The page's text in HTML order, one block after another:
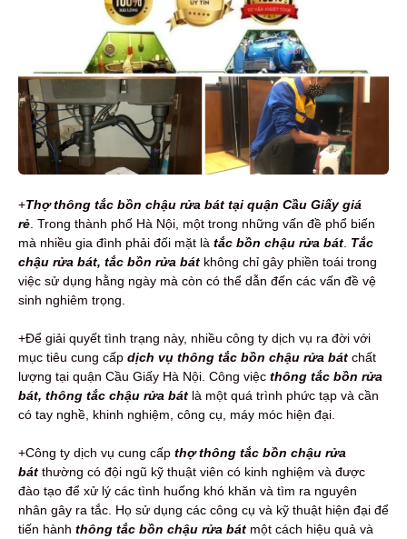
+Thợ thông tắc bồn chậu rửa bát tại quận Cầu Giấy giá
rẻ . Trong thành phố Hà Nội, một trong những vấn đề phổ biến
mà nhiều gia đình phải đối mặt là tắc bồn chậu rửa bát Tắc
chậu rửa bát, tắc bồn rửa bát không chỉ gây phiền toái trong
việc sử dụng hằng ngày mà còn có thể dẫn đến các vấn đề vệ
sinh nghiêm trọng.
+Để giải quyết tình trạng này, nhiều công ty dịch vụ ra đời với
mục tiêu cung cấp dịch vụ thông tắc bồn chậu rửa bát chất
lượng tại quận Cầu Giấy Hà Nội. Công việc thông tắc bồn rửa
bát, thông tắc chậu rửa bát là một quá trình phức tạp và cần
có tay nghề, khinh nghiệm, công cụ, máy móc hiện đại.
+Công ty dịch vụ cung cấp thợ thông tắc bồn chậu rửa
bát thường có đội ngũ kỹ thuật viên có kinh nghiệm và được
đào tạo để xử lý các tình huống khó khăn và tìm ra nguyên
nhân gây ra tắc. Họ sử dụng các công cụ và kỹ thuật hiện đại để
tiến hành thông tắc bồn chậu rửa bát một cách hiệu quả và